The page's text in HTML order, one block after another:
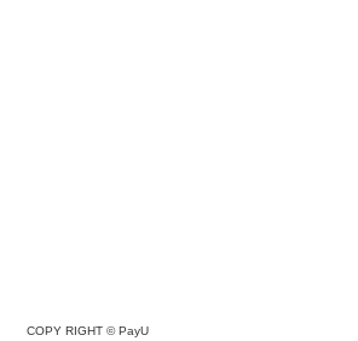
COPY RIGHT ©PayU